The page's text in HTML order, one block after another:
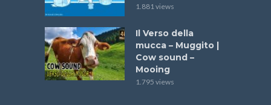
1.881 views
Il Verso della
mucca – Muggito |
Cow sound –
Mooing
1.795 views